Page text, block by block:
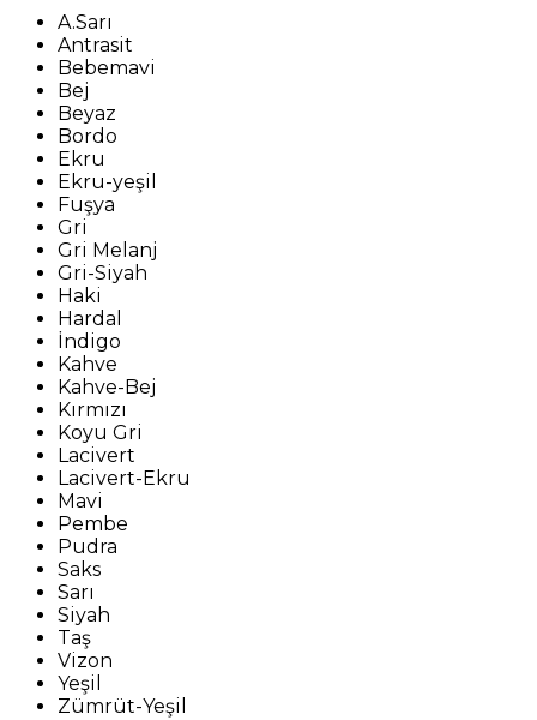
A.Sarı
Antrasit
Bebemavi
Bej
Beyaz
Bordo
Ekru
Ekru-yeşil
Fuşya
Gri
Gri Melanj
Gri-Siyah
Haki
Hardal
İndigo
Kahve
Kahve-Bej
Kırmızı
Koyu Gri
Lacivert
Lacivert-Ekru
Mavi
Pembe
Pudra
Saks
Sarı
Siyah
Taş
Vizon
Yeşil
Zümrüt-Yeşil